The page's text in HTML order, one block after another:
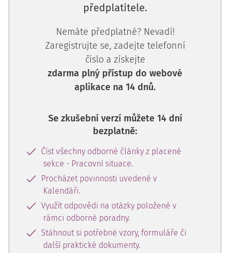
předplatitele.
Nemáte předplatné? Nevadí!
Zaregistrujte se, zadejte telefonní
číslo a získejte
zdarma plný přístup do webové
aplikace na 14 dnů.
Se zkušební verzí můžete 14 dní
bezplatně:
Číst všechny odborné články z placené
sekce - Pracovní situace.
Procházet povinnosti uvedené v
Kalendáři.
Využít odpovědi na otázky položené v
rámci odborné poradny.
Stáhnout si potřebné vzory, formuláře či
další praktické dokumenty.